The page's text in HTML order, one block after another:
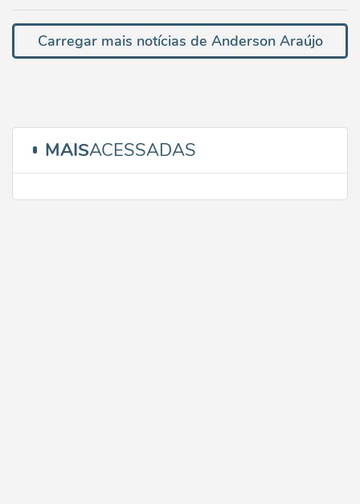
Carregar mais notícias de Anderson Araújo
MAISACESSADAS